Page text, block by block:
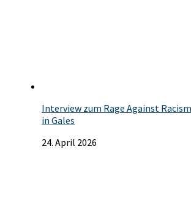
Interview zum Rage Against
in Gales
24. April 2026